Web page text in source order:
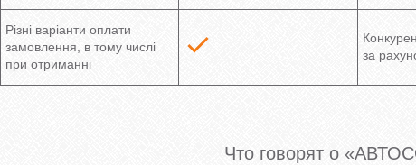
Різні варіанти оплати
замовлення, в тому числі
при отриманні
за
Что говорят о